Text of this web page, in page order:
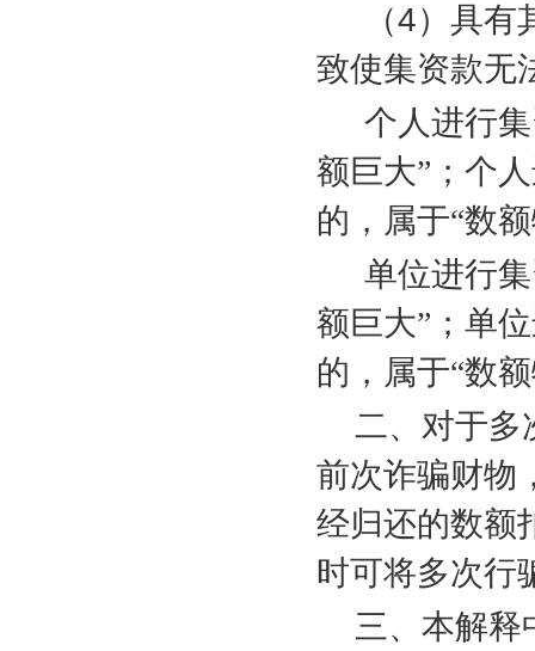
（4）具有
致使集资款无
个人进行
额巨大”；个
的，属于“数
单位进行
额巨大”；单
的，属于“数
二、对于多
前次诈骗财物
经归还的数额
时可将多次行
三、本解释